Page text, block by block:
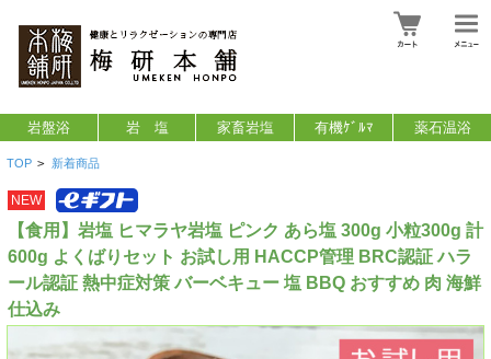
岩盤浴 岩 塩 家畜岩塩 有機ｹﾞﾙﾏ 薬石温浴
TOP > 新着商品
NEW
【食用】岩塩 ヒマラヤ岩塩 ピンク あら塩 300g 小粒300g 計
600g よくばりセット お試し用 HACCP管理 BRC認証 ハラ
ール認証 熱中症対策 バーベキュー 塩 BBQ おすすめ 肉 海鮮
仕込み